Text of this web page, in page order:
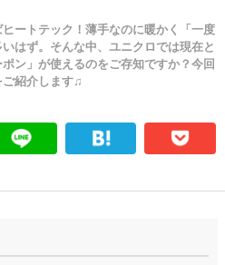
ートテック！薄手なのに暖かく「一度
はず。そんな中、ユニクロでは現在と
ン」が使えるのをご存知ですか？今回
紹介します♫